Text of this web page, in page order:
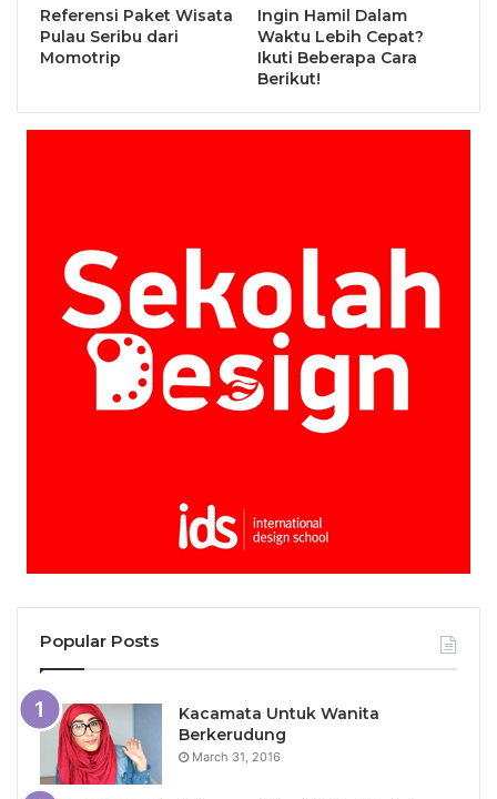
Referensi Paket Wisata
Pulau Seribu dari
Momotrip
Ingin Hamil Dalam
Waktu Lebih Cepat?
Ikuti Beberapa Cara
Berikut!
Popular Posts
Kacamata Untuk Wanita
Berkerudung
March 31, 2016